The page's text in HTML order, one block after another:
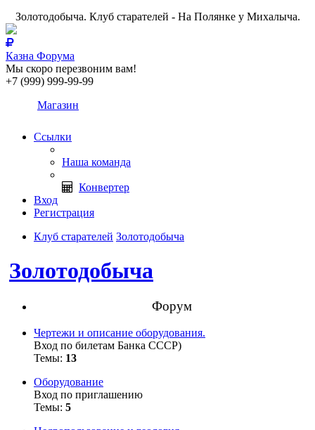
Золотодобыча. Клуб старателей - На Полянке у Михалыча.
Казна Форума
Мы скоро перезвоним вам!
+7 (999) 999-99-99
Магазин
Ссылки
Наша команда
Конвертер
Вход
Регистрация
Клуб старателей Золотодобыча
Золотодобыча
Форум
Чертежи и описание оборудования.
Вход по билетам Банка СССР)
Темы: 13
Оборудование
Вход по приглашению
Темы: 5